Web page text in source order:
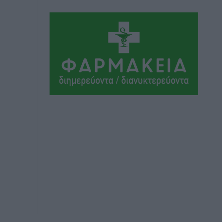
Ιάλυσος Β’: Νωρίς νωρίς μπήκαν στα
βάσανα της προετοιμασίας
πριν 5 ώρες
Εθνικός Αρχίπολης: Μεγάλο βήμα
προόδου η ίδρυση Ακαδημίας